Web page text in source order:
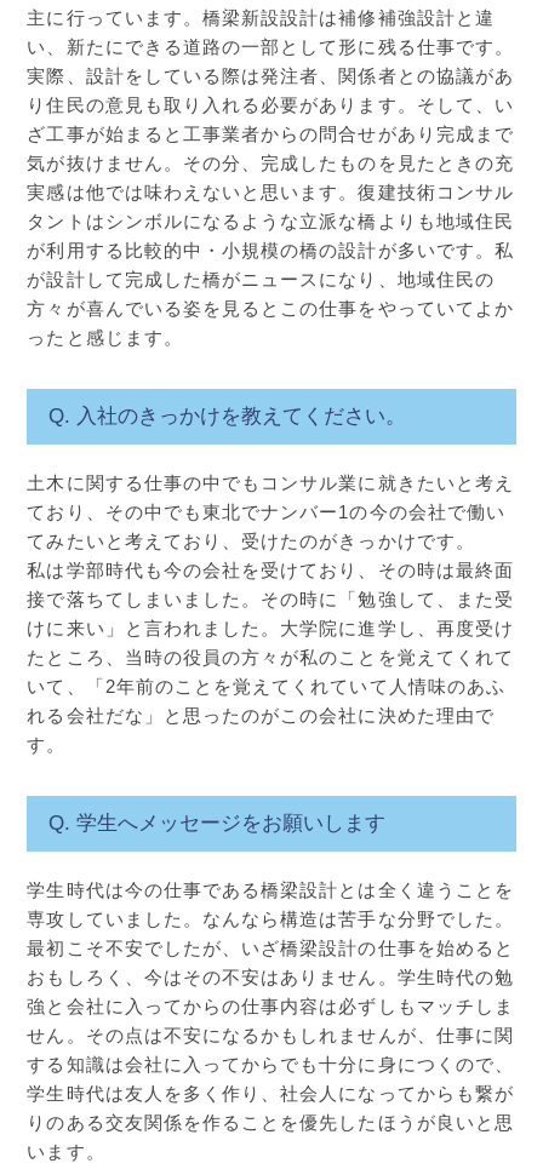
主に行っています。橋梁新設設計は補修補強設計と違
い、新たにできる道路の一部として形に残る仕事です。
実際、設計をしている際は発注者、関係者との協議があ
り住民の意見も取り入れる必要があります。そして、い
ざ工事が始まると工事業者からの問合せがあり完成まで
気が抜けません。その分、完成したものを見たときの充
実感は他では味わえないと思います。復建技術コンサル
タントはシンボルになるような立派な橋よりも地域住民
が利用する比較的中・小規模の橋の設計が多いです。私
が設計して完成した橋がニュースになり、地域住民の
方々が喜んでいる姿を見るとこの仕事をやっていてよか
ったと感じます。
Q. 入社のきっかけを教えてください。
土木に関する仕事の中でもコンサル業に就きたいと考え
ており、その中でも東北でナンバー1の今の会社で働い
てみたいと考えており、受けたのがきっかけです。
私は学部時代も今の会社を受けており、その時は最終面
接で落ちてしまいました。その時に「勉強して、また受
けに来い」と言われました。大学院に進学し、再度受け
たところ、当時の役員の方々が私のことを覚えてくれて
いて、「2年前のことを覚えてくれていて人情味のあふ
れる会社だな」と思ったのがこの会社に決めた理由で
す。
Q. 学生へメッセージをお願いします
学生時代は今の仕事である橋梁設計とは全く違うことを
専攻していました。なんなら構造は苦手な分野でした。
最初こそ不安でしたが、いざ橋梁設計の仕事を始めると
おもしろく、今はその不安はありません。学生時代の勉
強と会社に入ってからの仕事内容は必ずしもマッチしま
せん。その点は不安になるかもしれませんが、仕事に関
する知識は会社に入ってからでも十分に身につくので、
学生時代は友人を多く作り、社会人になってからも繋が
りのある交友関係を作ることを優先したほうが良いと思
います。